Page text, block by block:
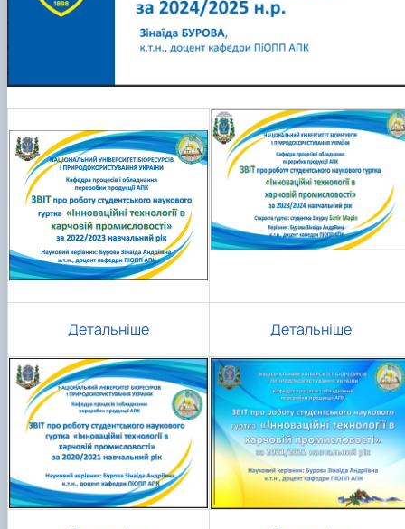
Детальніше Детальніше